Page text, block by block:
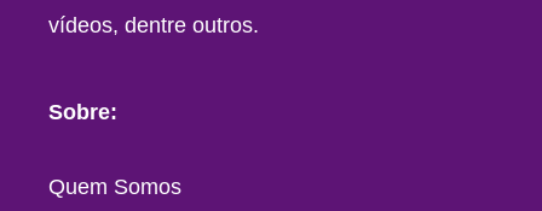
vídeos, dentre outros.
Sobre:
Quem Somos